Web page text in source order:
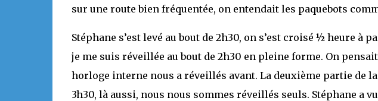
sur une route bien fréquentée, on entendait les paquebots
Stéphane s’est levé au bout de 2h30, on s’est croisé ½ heure à
je me suis réveillée au bout de 2h30 en pleine forme. On
horloge interne nous a réveillés avant. La deuxième partie de
3h30, là aussi, nous nous sommes réveillés seuls. Stéphane a